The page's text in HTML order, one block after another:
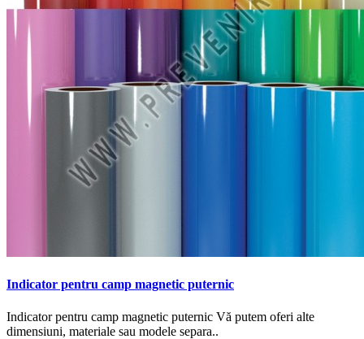
Indicator pentru camp magnetic puternic
Indicator pentru camp magnetic puternic Vă putem oferi alte
dimensiuni, materiale sau modele separa..